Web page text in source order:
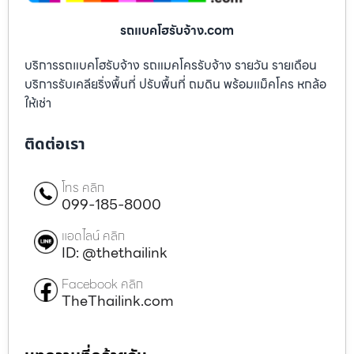
รถแบคโฮรับจ้าง.com
บริการรถแบคโฮรับจ้าง รถแมคโครรับจ้าง รายวัน รายเดือน
บริการรับเคลียริ่งพื้นที่ ปรับพื้นที่ ถมดิน พร้อมแม็คโคร หกล้อ
ให้เช่า
ติดต่อเรา
โทร คลิก
099-185-8000
แอดไลน์ คลิก
ID: @thethailink
Facebook คลิก
TheThailink.com